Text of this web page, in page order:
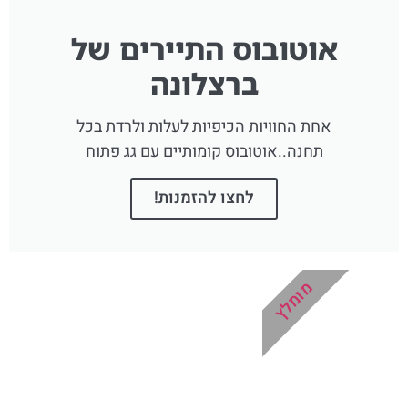
אוטובוס התיירים של
ברצלונה
אחת החוויות הכיפיות לעלות ולרדת בכל
תחנה..אוטובוס קומותיים עם גג פתוח
לחצו להזמנות!
מומלץ